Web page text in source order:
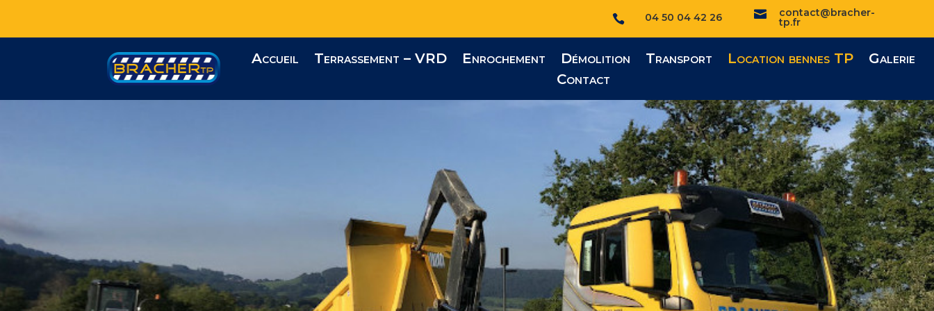
 04 50 04 42 26  contact@bracher-
tp.fr
Accueil Terrassement – VRD Enrochement Démolition Transport Location bennes TP
Galerie
Contact